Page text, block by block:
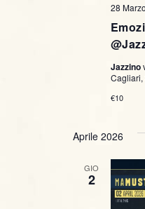
28
Jazzino
Cagliari,
€10
Aprile 2026
GIO
2